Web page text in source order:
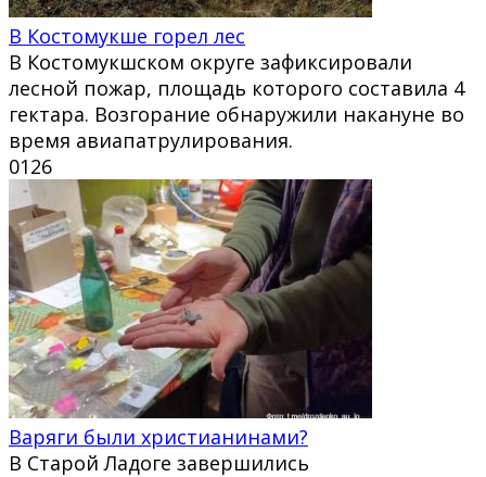
В Костомукше горел лес
В Костомукшском округе зафиксировали
лесной пожар, площадь которого составила 4
гектара. Возгорание обнаружили накануне во
время авиапатрулирования.
0126
Варяги были христианинами?
В Старой Ладоге завершились